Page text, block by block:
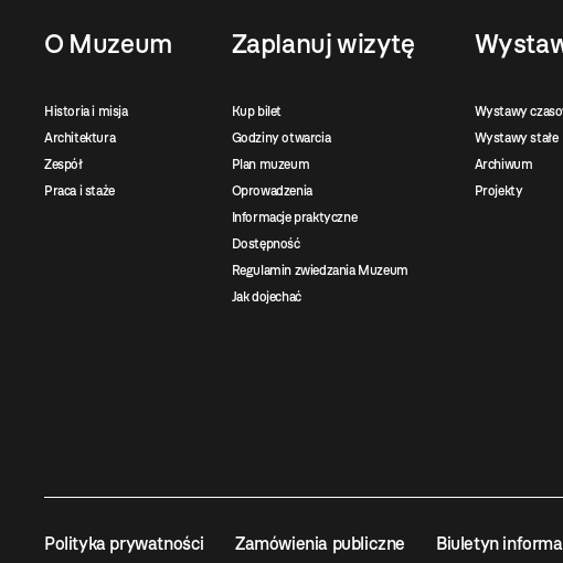
O Muzeum
Historia i misja
Architektura
Zespół
Praca i staże
Zaplanuj wizytę
Kup bilet
Godziny otwarcia
Plan muzeum
Oprowadzenia
Informacje praktyczne
Dostępność
Regulamin zwiedzania Muzeum
Jak dojechać
Wystawy
Wystawy stałe
Archiwum
Projekty
Polityka prywatności Zamówienia publiczne Biuletyn